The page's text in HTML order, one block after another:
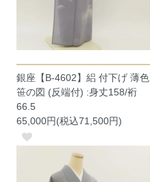
銀座【B-4602】絽 付下げ 薄色
笹の図 (反端付) :身丈158/裄
66.5
65,000円(税込71,500円)